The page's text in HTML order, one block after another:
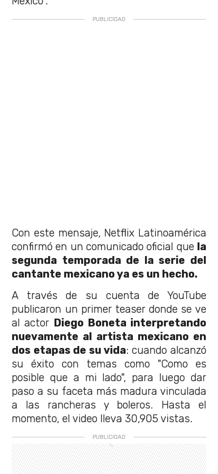
Con este mensaje, Netflix Latinoamérica
confirmó en un comunicado oficial que la
segunda temporada de la serie del
cantante mexicano ya es un hecho.
A través de su cuenta de YouTube
publicaron un primer teaser donde se ve
al actor Diego Boneta interpretando
nuevamente al artista mexicano en
dos etapas de su vida: cuando alcanzó
su éxito con temas como "Como es
posible que a mi lado", para luego dar
paso a su faceta más madura vinculada
a las rancheras y boleros. Hasta el
momento, el video lleva 30,905 vistas.